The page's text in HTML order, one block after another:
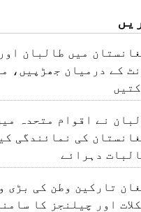
میں طالبان
کے درمیان جھڑپیں،
نے اقوام متحدہ
کی نمائندگی
دہرائے
تارکین وطن کی بڑی
اور چیلنجز کا